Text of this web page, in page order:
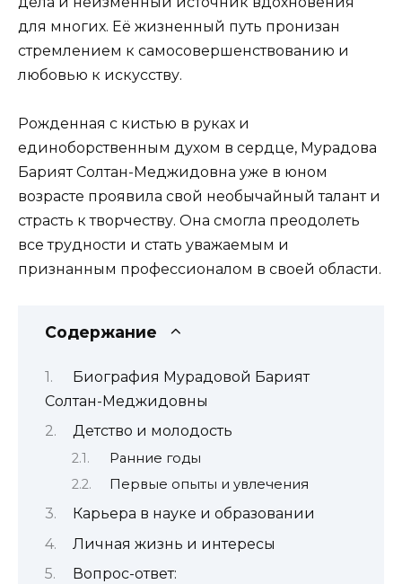
для многих. Её жизненный путь пронизан
стремлением к самосовершенствованию и
любовью к искусству.
Рожденная с кистью в руках и
единоборственным духом в сердце, Мурадова
Барият Солтан-Меджидовна уже в юном
возрасте проявила свой необычайный талант и
страсть к творчеству. Она смогла преодолеть
все трудности и стать уважаемым и
признанным профессионалом в своей области.
Содержание
Биография Мурадовой Барият
Солтан-Меджидовны
Детство и молодость
Ранние годы
Первые опыты и увлечения
Карьера в науке и образовании
Личная жизнь и интересы
Вопрос-ответ: